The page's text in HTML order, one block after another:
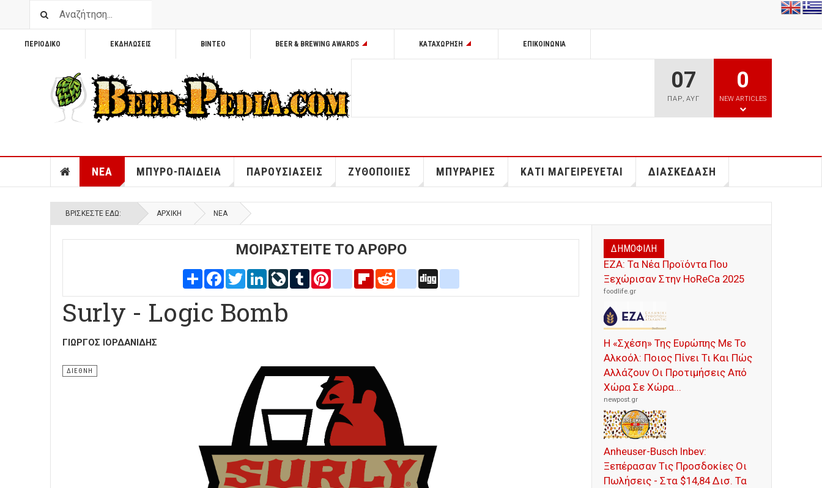
ΠΕΡΙΟΔΙΚΟ ΕΚΔΗΛΩΣΕΙΣ ΒΙΝΤΕΟ BEER & BREWING AWARDS ΚΑΤΑΧΩΡΗΣΗ ΕΠΙΚΟΙΝΩΝΊΑ
07
ΠΑΡ,ΑΥΓ
0
NEW ARTICLES
ΝΕΑ ΜΠΥΡΟ-ΠΑΙΔΕΙΑ ΠΑΡΟΥΣΙΑΣΕΙΣ ΖΥΘΟΠΟΙΙΕΣ ΜΠΥΡΑΡΙΕΣ ΚΑΤΙ ΜΑΓΕΙΡΕΥΕΤΑΙ ΔΙΑΣΚΕΔΑΣΗ
ΒΡΊΣΚΕΣΤΕ ΕΔΏ: ΑΡΧΙΚΉ ΝΕΑ
ΜΟΙΡΑΣΤΕΙΤΕ ΤΟ ΑΡΘΡΟ
Share FacebookTwitterLinkedInLiveJournal
Tumblr Pinterestblogger_post
FlipboardRedditdelicious
Surly - Logic Bomb
ΓΙΏΡΓΟΣ ΙΟΡΔΑΝΊΔΗΣ
ΔΙΕΘΝΗ
ΔΗΜΟΦΙΛΗ
ΕΖΑ: Τα Νέα Προϊόντα Που
Ξεχώρισαν Στην HoReCa 2025
foodlife.gr
Η «Σχέση» Της Ευρώπης Με Το
Αλκοόλ: Ποιος Πίνει Τι Και Πώς
Αλλάζουν Οι Προτιμήσεις Από
Χώρα Σε Χώρα...
newpost.gr
Anheuser-Busch Inbev:
Ξεπέρασαν Τις Προσδοκίες Οι
Πωλήσεις - Στα $14,84 Δισ. Τα